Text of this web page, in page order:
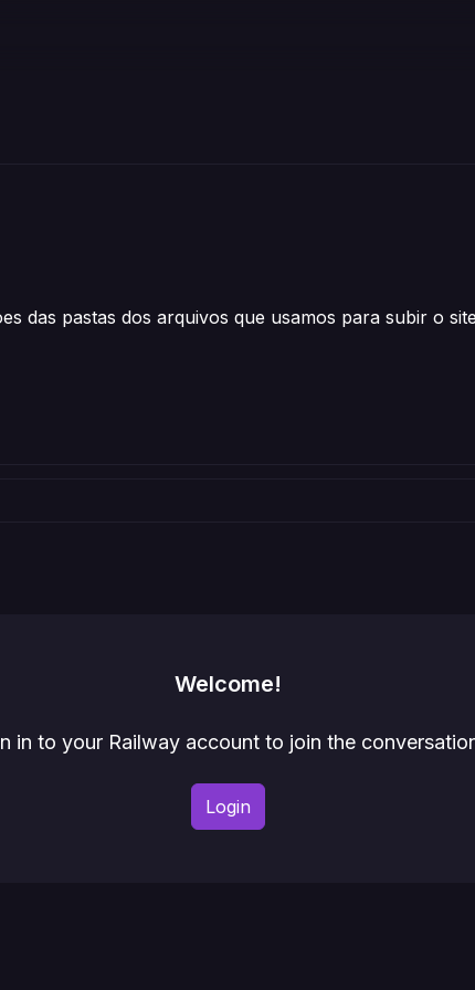
das pastas dos arquivos que usamos para subir o
Welcome!
in to your Railway account to join the
Login